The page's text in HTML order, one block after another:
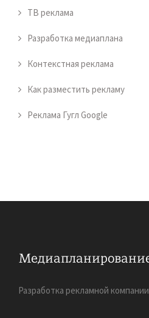
ТВ реклама
Разработка медиаплана
Контекстная реклама
Как разместить рекламу
Реклама Гугл Google
Разработка рекламной компании